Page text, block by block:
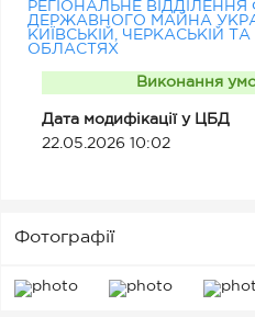
адміністрацією (код за
свідоцтва про реєстрацію
481845, дата реєстрації:
автомобіль не находу,
рівень задимлення та шуму
електрообладнання в
Умови продажу: Покупець
VOLKSWAGEN PHAETON
випуску, зобов’язаний
в процесі приватизації,
господарювання, який
Регіонального відділення
України по Київській,
РЕГІОНАЛЬНЕ
ДЕРЖАВНОГО МАЙНА
КИЇВСЬКІЙ, ЧЕРКАСЬКІЙ ТА
ОБЛАСТЯХ
Виконання
Дата модифікації у ЦБД
22.05.2026 10:02
Фотографії